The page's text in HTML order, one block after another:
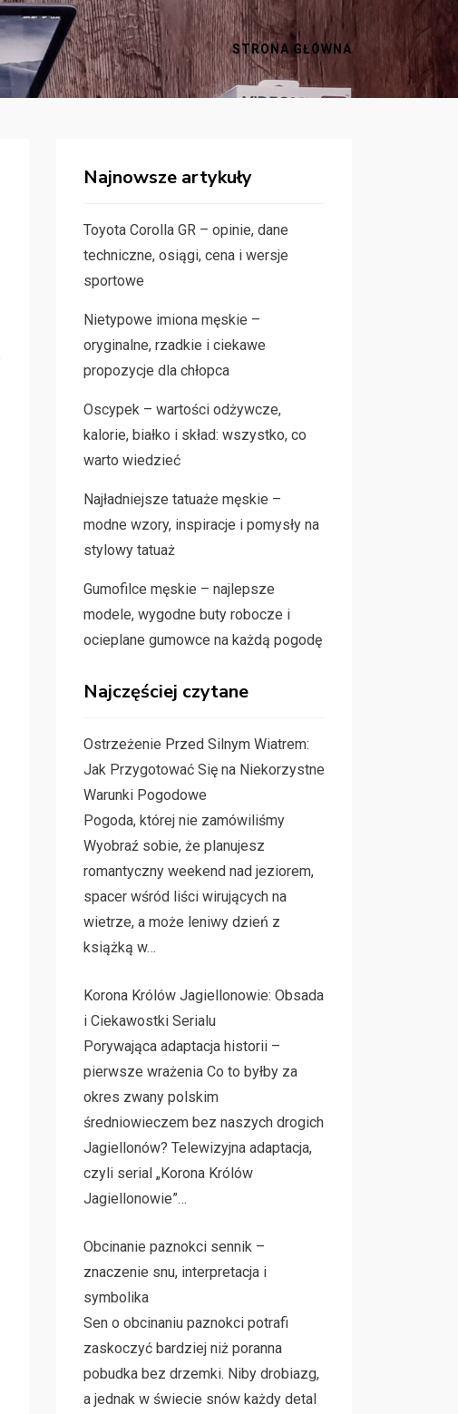
STRONA GŁÓWNA
Najnowsze artykuły
Toyota Corolla GR – opinie, dane
techniczne, osiągi, cena i wersje
sportowe
Nietypowe imiona męskie –
oryginalne, rzadkie i ciekawe
propozycje dla chłopca
Oscypek – wartości odżywcze,
kalorie, białko i skład: wszystko, co
warto wiedzieć
Najładniejsze tatuaże męskie –
modne wzory, inspiracje i pomysły na
stylowy tatuaż
Gumofilce męskie – najlepsze
modele, wygodne buty robocze i
ocieplane gumowce na każdą pogodę
Najczęściej czytane
Ostrzeżenie Przed Silnym Wiatrem:
Jak Przygotować Się na Niekorzystne
Warunki Pogodowe
Pogoda, której nie zamówiliśmy
Wyobraź sobie, że planujesz
romantyczny weekend nad jeziorem,
spacer wśród liści wirujących na
wietrze, a może leniwy dzień z
książką w…
Korona Królów Jagiellonowie: Obsada
i Ciekawostki Serialu
Porywająca adaptacja historii –
pierwsze wrażenia Co to byłby za
okres zwany polskim
średniowieczem bez naszych drogich
Jagiellonów? Telewizyjna adaptacja,
czyli serial „Korona Królów
Jagiellonowie”…
Obcinanie paznokci sennik –
znaczenie snu, interpretacja i
symbolika
Sen o obcinaniu paznokci potrafi
zaskoczyć bardziej niż poranna
pobudka bez drzemki. Niby drobiazg,
a jednak w świecie snów każdy detal